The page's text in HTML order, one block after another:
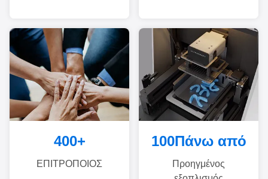
400+
ΕΠΙΤΡΟΠΟΙΟΣ
100Πάνω από
Προηγμένος